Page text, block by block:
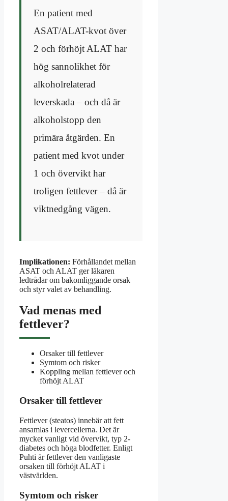
En patient med
ASAT/ALAT-kvot över
2 och förhöjt ALAT har
hög sannolikhet för
alkoholrelaterad
leverskada – och då är
alkoholstopp den
primära åtgärden. En
patient med kvot under
1 och övervikt har
troligen fettlever – då är
viktnedgång vägen.
Implikationen: Förhållandet mellan
ASAT och ALAT ger läkaren
ledtrådar om bakomliggande orsak
och styr valet av behandling.
Vad menas med
fettlever?
Orsaker till fettlever
Symtom och risker
Koppling mellan fettlever och
förhöjt ALAT
Orsaker till fettlever
Fettlever (steatos) innebär att fett
ansamlas i levercellerna. Det är
mycket vanligt vid övervikt, typ 2-
diabetes och höga blodfetter. Enligt
Puhti är fettlever den vanligaste
orsaken till förhöjt ALAT i
västvärlden.
Symtom och risker